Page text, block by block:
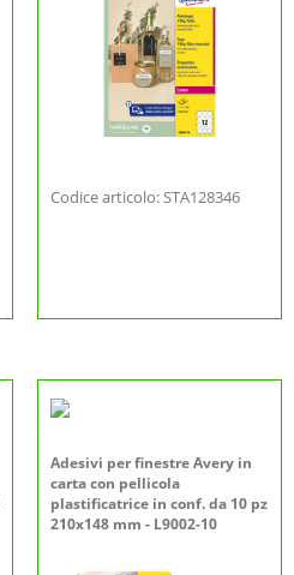
Codice articolo: STA128346
Adesivi per finestre Avery in
carta con pellicola
plastificatrice in conf. da 10 pz
210x148 mm - L9002-10